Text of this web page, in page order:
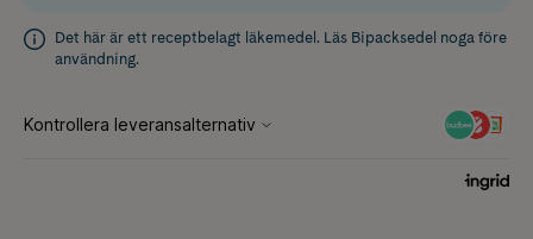
Det här är ett receptbelagt läkemedel. Läs Bipacksedel noga före
användning.